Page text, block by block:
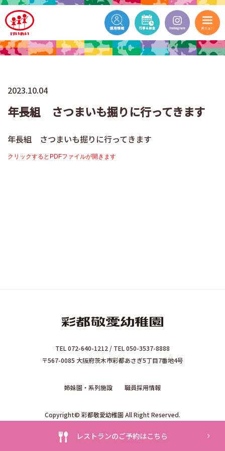
レストランのご予約はこちら
2023.10.04
年長組 さつまいも掘りに行ってきます
年長組 さつまいも掘りに行ってきます
クリックするとPDFファイルが開きます
TEL 072-640-1212 / TEL 050-3537-8888
〒567-0085 大阪府茨木市彩都あさぎ5丁目7番地4号
姉妹園・系列施設 職員採用情報
Copyright© 彩都敬愛幼稚園 All Right Reserved.